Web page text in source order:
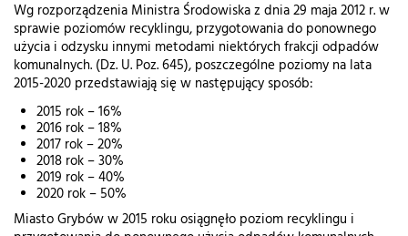
Wg rozporządzenia Ministra Środowiska z dnia 29 maja 2012 r. w
sprawie poziomów recyklingu, przygotowania do ponownego
użycia i odzysku innymi metodami niektórych frakcji odpadów
komunalnych. (Dz. U. Poz. 645), poszczególne poziomy na lata
2015-2020 przedstawiają się w następujący sposób:
2015 rok – 16%
2016 rok – 18%
2017 rok – 20%
2018 rok – 30%
2019 rok – 40%
2020 rok – 50%
Miasto Grybów w 2015 roku osiągnęło poziom recyklingu i